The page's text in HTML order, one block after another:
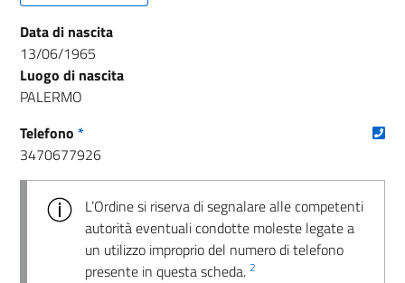
Data di nascita
13/06/1965
Luogo di nascita
PALERMO
Telefono *
3470677926
L’Ordine si riserva di segnalare alle competenti
autorità eventuali condotte moleste legate a
un utilizzo improprio del numero di telefono
presente in questa scheda. 2